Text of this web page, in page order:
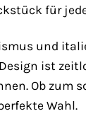
für
und
Design ist
Ob zum
Wahl.